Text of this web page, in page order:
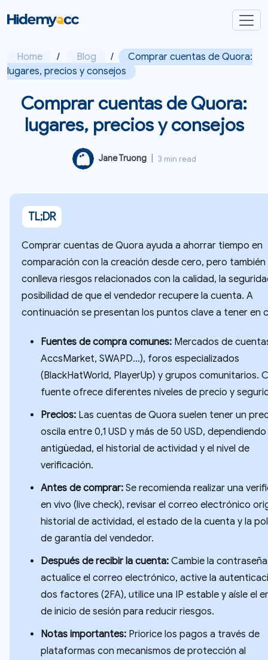
Home / Blog /
Comprar cuentas de Quora:
lugares, precios y consejos
Comprar cuentas de Quora:
lugares, precios y consejos
Jane Truong 3 min read
TL;DR
Comprar cuentas de Quora ayuda a ahorrar tiempo en
comparación con la creación desde cero, pero también
conlleva riesgos relacionados con la calidad, la
posibilidad de que el vendedor recupere la cuenta. A
continuación se presentan los puntos clave a tener en
Fuentes de compra comunes: Mercados de
AccsMarket, SWAPD...), foros especializados
(BlackHatWorld, PlayerUp) y grupos comunitarios.
fuente ofrece diferentes niveles de precio y
Precios: Las cuentas de Quora suelen tener un
oscila entre 0,1 USD y más de 50 USD,
antigüedad, el historial de actividad y el nivel de
verificación.
Antes de comprar: Se recomienda realizar una
en vivo (live check), revisar el correo electrónico
historial de actividad, el estado de la cuenta y la
de garantía del vendedor.
Después de recibir la cuenta: Cambie la
actualice el correo electrónico, active la
dos factores (2FA), utilice una IP estable y aísle el
de inicio de sesión para reducir riesgos.
Notas importantes: Priorice los pagos a través de
plataformas con mecanismos de protección al